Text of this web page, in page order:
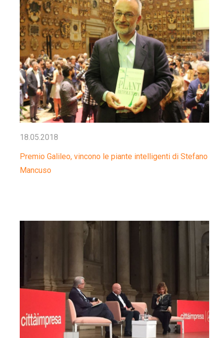
18.05.2018
Premio Galileo, vincono le piante intelligenti di Stefano
Mancuso